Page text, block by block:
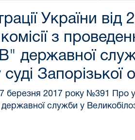
України
з
державної
Запорізької
березня 2017 року №391 Про
служби у